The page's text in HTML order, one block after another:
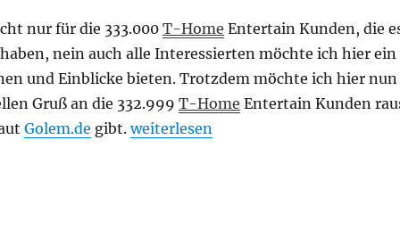
nur für die 333.000T-Home Entertain Kunden, die
nein auch alle Interessierten möchte ich hier ein
und Einblicke bieten. Trotzdem möchte ich hier nun
Gruß an die 332.999 T-Home Entertain Kunden
Golem.de gibt.„Grüße an die anderen 332.999 T-
weiterlesen